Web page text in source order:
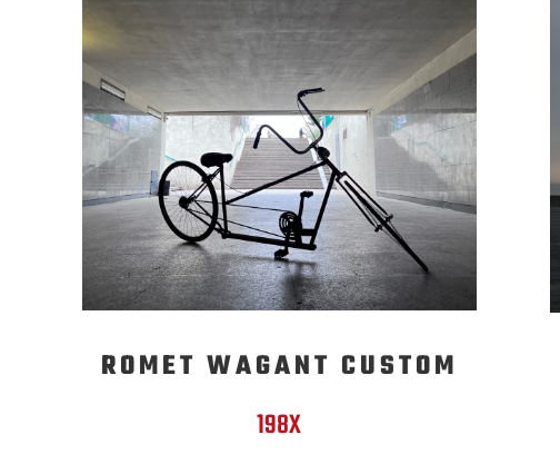
ROMET WAGANT CUSTOM
198X